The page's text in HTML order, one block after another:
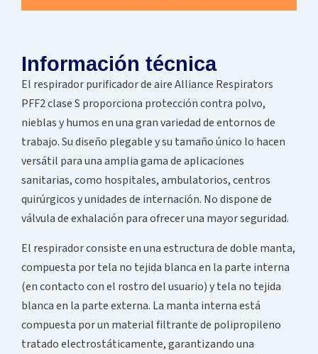
Información técnica
El respirador purificador de aire Alliance Respirators
PFF2 clase S proporciona protección contra polvo,
nieblas y humos en una gran variedad de entornos de
trabajo. Su diseño plegable y su tamaño único lo hacen
versátil para una amplia gama de aplicaciones
sanitarias, como hospitales, ambulatorios, centros
quirúrgicos y unidades de internación. No dispone de
válvula de exhalación para ofrecer una mayor seguridad.
El respirador consiste en una estructura de doble manta,
compuesta por tela no tejida blanca en la parte interna
(en contacto con el rostro del usuario) y tela no tejida
blanca en la parte externa. La manta interna está
compuesta por un material filtrante de polipropileno
tratado electrostáticamente, garantizando una